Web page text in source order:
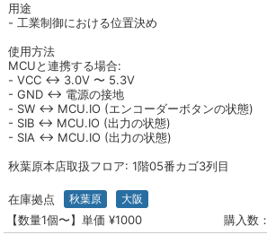
用途
- 工業制御における位置決め
使用方法
MCUと連携する場合:
- VCC ↔ 3.0V 〜 5.3V
- GND ↔ 電源の接地
- SW ↔ MCU.IO (エンコーダーボタンの状態)
- SIB ↔ MCU.IO (出力の状態)
- SIA ↔ MCU.IO (出力の状態)
秋葉原本店取扱フロア: 1階05番カゴ3列目
在庫拠点 秋葉原 大阪
【数量1個〜】単価 ¥1000 購入数：